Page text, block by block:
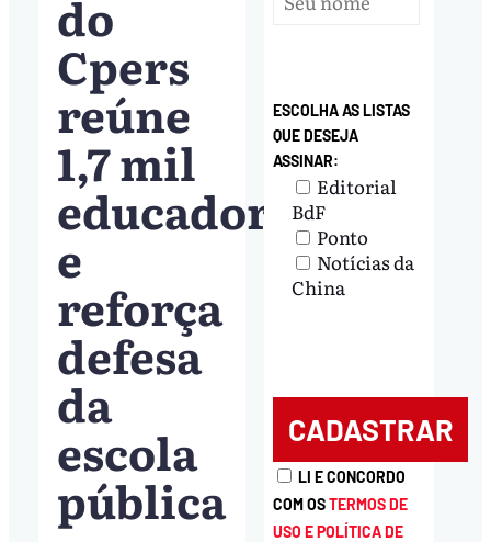
do
Cpers
reúne
1,7 mil
educadores
e
reforça
defesa
da
escola
pública
ESCOLHA AS LISTAS
QUE DESEJA
ASSINAR:
Editorial
BdF
Ponto
Notícias da
China
LI E CONCORDO
COM OSTERMOS DE
USO E POLÍTICA DE